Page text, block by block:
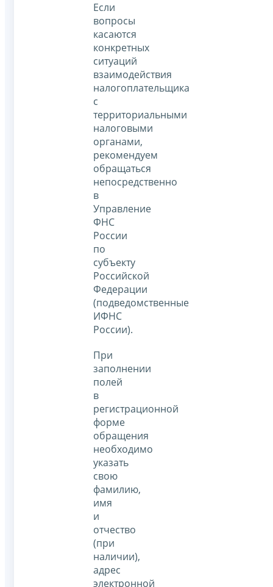
Если
вопросы
касаются
конкретных
ситуаций
взаимодействия
налогоплательщика
с
территориальными
налоговыми
органами,
рекомендуем
обращаться
непосредственно
в
Управление
ФНС
России
по
субъекту
Российской
Федерации
(подведомственные
ИФНС
России).
При
заполнении
полей
в
регистрационной
форме
обращения
необходимо
указать
свою
фамилию,
имя
и
отчество
(при
наличии),
адрес
электронной